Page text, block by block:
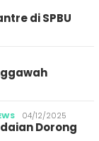
di SPBU
04/12/2025
Dorong